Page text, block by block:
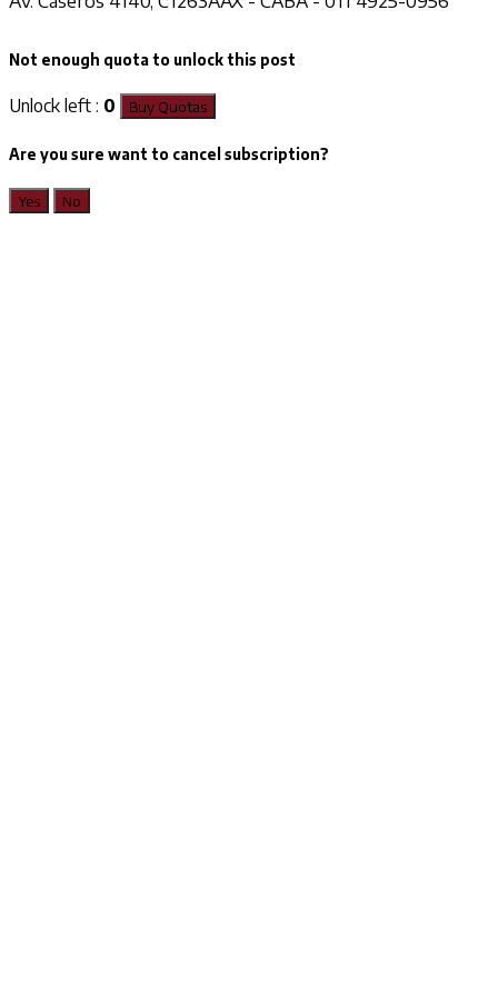
Not enough quota to unlock this post
Unlock left : 0 Buy Quotas
Are you sure want to cancel subscription?
Yes No